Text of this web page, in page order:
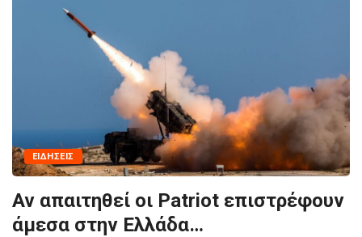
ΕΙΔΉΣΕΙΣ
Αν απαιτηθεί οι Patriot επιστρέφουν
άμεσα στην Ελλάδα…